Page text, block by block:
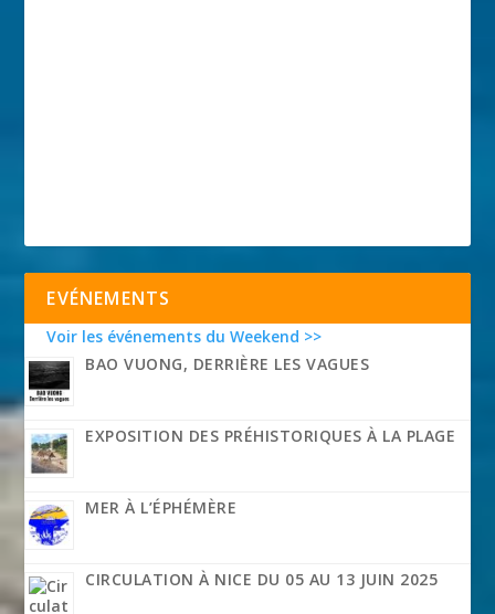
EVÉNEMENTS
Voir les événements du Weekend >>
BAO VUONG, DERRIÈRE LES VAGUES
EXPOSITION DES PRÉHISTORIQUES À LA PLAGE
MER À L’ÉPHÉMÈRE
CIRCULATION À NICE DU 05 AU 13 JUIN 2025